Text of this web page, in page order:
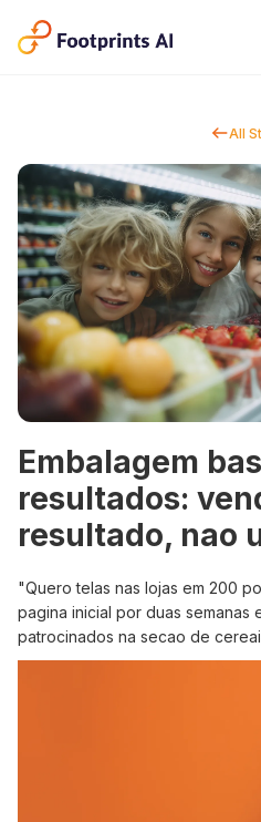
All
Embalagem
resultados:
resultado, nao
"Quero telas nas lojas em 200
pagina inicial por duas semanas
patrocinados na secao de